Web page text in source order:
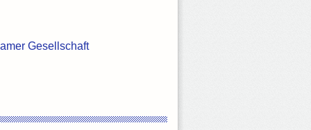
Gesellschaft